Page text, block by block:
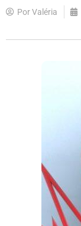
PorValéria